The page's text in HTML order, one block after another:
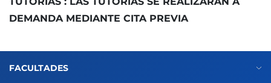
DEMANDA MEDIANTE CITA PREVIA
FACULTADES